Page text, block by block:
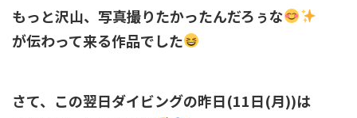
もっと沢山、写真撮りたかったんだろぅな
が伝わって来る作品でした
さて、この翌日ダイビングの昨日(11日(月))は